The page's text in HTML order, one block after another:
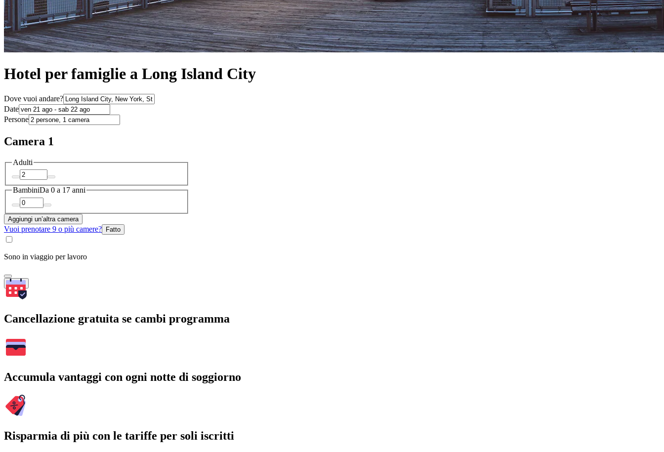
Hotel per famiglie a Long Island City
Dove vuoi andare?
Date
Persone
Camera 1
Adulti
BambiniDa 0 a 17 anni
Aggiungi un’altra camera
Vuoi prenotare 9 o più camere? Fatto
Sono in viaggio per lavoro
Cerca
Cancellazione gratuita se cambi programma
Accumula vantaggi con ogni notte di soggiorno
Risparmia di più con le tariffe per soli iscritti